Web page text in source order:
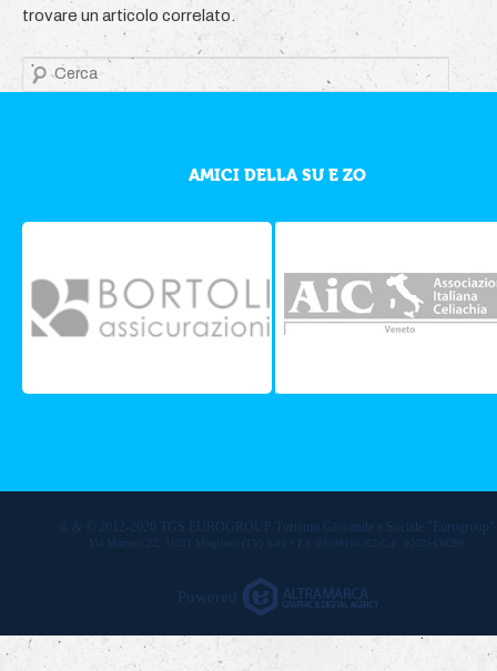
trovare un articolo correlato.
Cerca
AMICI DELLA SU E ZO
® & © 2012-2020 TGS EUROGROUP Turismo Giovanile e Sociale "Eurogroup"
Via Marconi 22, 31021 Mogliano (TV) Italy • P.I. 03694160262-C.F. 92025430288
Powered by: